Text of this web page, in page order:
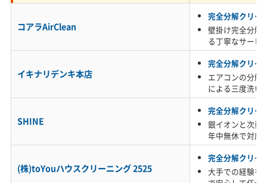
【エリア別】汚れの傾向と注意点の違い
市全体に共通する汚れの傾向に加えて、中
央区・南区のような都市部では交通量と住
宅の密集が、緑区では進行中の都市開発と
コアラAirClean
完全分解クリー
壁掛け完全分解
る丁寧なサービ
イキナリデンキ本店
完全分解クリー
エアコンの分解
による三度洗い
SHINE
完全分解クリー
銀イオンと次亜
年中無休で対応
(株)toYouハウスクリーニング 2525
完全分解クリー
大手での経験を